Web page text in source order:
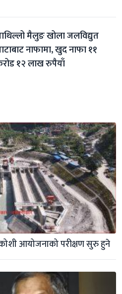
मैलुङ खोला जलविद्युत
नाफामा, खुद नाफा ११
१२ लाख रुपैयाँ
आयोजनाको परीक्षण सुरु हुने